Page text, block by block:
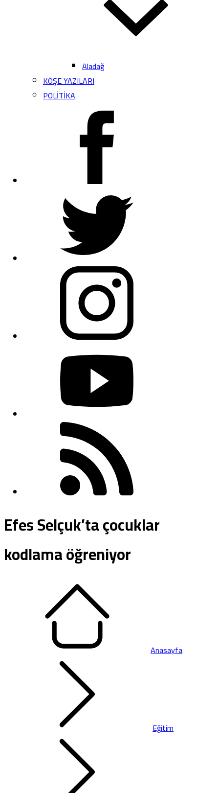
Aladağ
KÖŞE YAZILARI
POLİTİKA
Efes Selçuk’ta çocuklar
kodlama öğreniyor
Anasayfa
Eğitim